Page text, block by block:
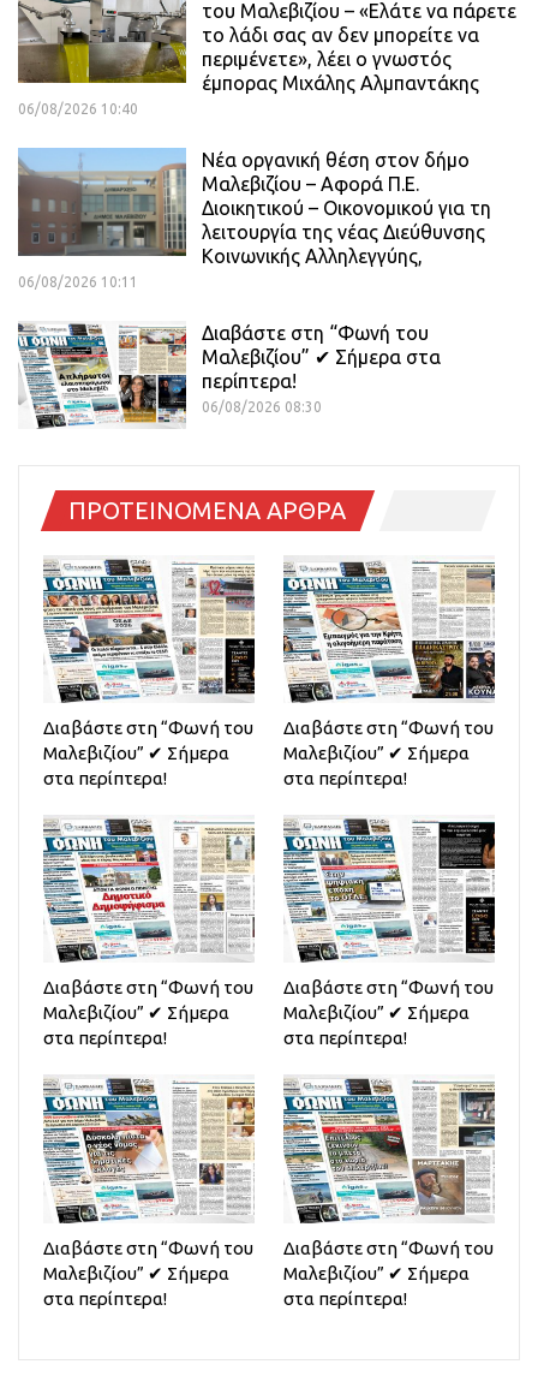
του Μαλεβιζίου – «Ελάτε να πάρετε
το λάδι σας αν δεν μπορείτε να
περιμένετε», λέει ο γνωστός
έμπορας Μιχάλης Αλμπαντάκης
06/08/2026 10:40
Νέα οργανική θέση στον δήμο
Μαλεβιζίου – Αφορά Π.Ε.
Διοικητικού – Οικονομικού για τη
λειτουργία της νέας Διεύθυνσης
Κοινωνικής Αλληλεγγύης,
06/08/2026 10:11
Διαβάστε στη “Φωνή του
Μαλεβιζίου” ✔ Σήμερα στα
περίπτερα!
06/08/2026 08:30
ΠΡΟΤΕΙΝΟΜΕΝΑ ΑΡΘΡΑ
Διαβάστε στη “Φωνή του
Μαλεβιζίου” ✔ Σήμερα
στα περίπτερα!
Διαβάστε στη “Φωνή του
Μαλεβιζίου” ✔ Σήμερα
στα περίπτερα!
Διαβάστε στη “Φωνή του
Μαλεβιζίου” ✔ Σήμερα
στα περίπτερα!
Διαβάστε στη “Φωνή του
Μαλεβιζίου” ✔ Σήμερα
στα περίπτερα!
Διαβάστε στη “Φωνή του
Μαλεβιζίου” ✔ Σήμερα
στα περίπτερα!
Διαβάστε στη “Φωνή του
Μαλεβιζίου” ✔ Σήμερα
στα περίπτερα!